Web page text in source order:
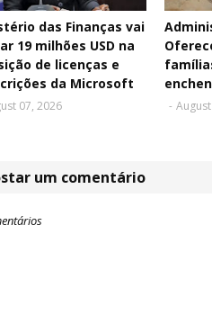
das Finanças vai
19 milhões USD na
de licenças e
da Microsoft
07, 2026 -
um comentário